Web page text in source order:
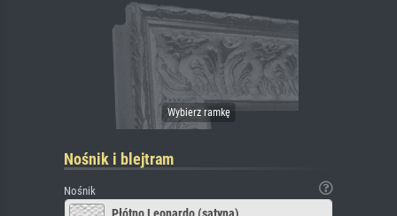
Nośnik i blejtram
Nośnik